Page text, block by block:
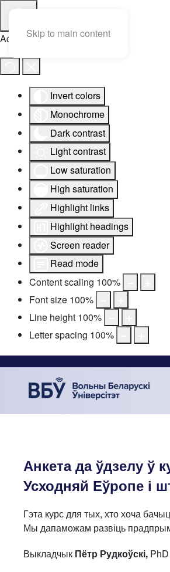
Accessibility Tools
Invert colors
Monochrome
Dark contrast
Light contrast
Low saturation
High saturation
Highlight links
Highlight headings
Screen reader
Read mode
Content scaling 100%
Font size 100%
Line height 100%
Letter spacing 100%
Skip to main content
Анкета да ўдзелу ў
Усходняй Еўропе і
Гэта курс для тых, хто хоча
Мы дапаможам развіць
Выкладчык Пётр Рудкоўскі,